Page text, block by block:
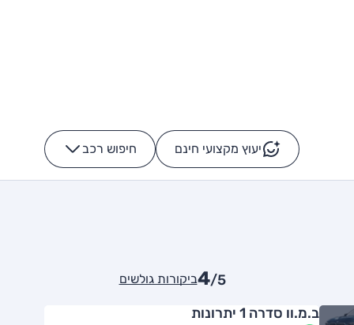
יעוץ מקצועי חינם חיפוש רכב -
4/5 ביקורות גולשים
ב.מ.וו סדרה 1 יתרונות